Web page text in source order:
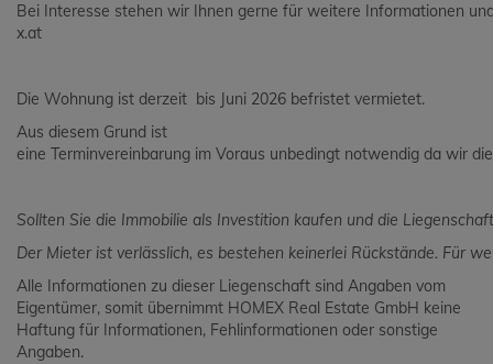
Bei Interesse stehen wir Ihnen gerne für weitere Informationen
x.at
Die Wohnung ist derzeit bis Juni 2026 befristet vermietet.
Aus diesem Grund ist
eine Terminvereinbarung im Voraus unbedingt notwendig da wir
Sollten Sie die Immobilie als Investition kaufen und die
Der Mieter ist verlässlich, es bestehen keinerlei Rückstände. Für
Alle Informationen zu dieser Liegenschaft sind Angaben vom
Eigentümer, somit übernimmt HOMEX Real Estate GmbH keine
Haftung für Informationen, Fehlinformationen oder sonstige
Angaben.